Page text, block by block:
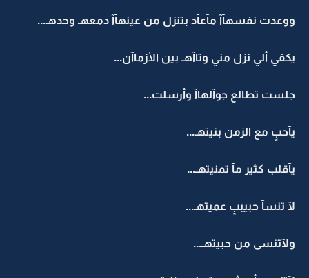
ووعدت نفسهآآ مآعآد بتنزل من عينهآآ دمعهـ وحدهـ...
يكفي ألي نزل مني وتآآهـ بين الأزمآآن...
جلست تطآلع جوآلهآآ وأرسلت...
يآحبٍ مع الزمن بنيتهـ...
يآقلب كثير مآ تمنيتهـ...
لآ تنسآ حبيببٍ عميتهـ...
ولآتنسى من حبيتهـ...